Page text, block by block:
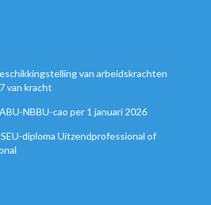
van arbeidskrachten
van kracht
NBBU-cao per 1 januari 2026
diploma Uitzendprofessional of